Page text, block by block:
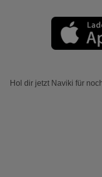
Hol dir jetzt Naviki für